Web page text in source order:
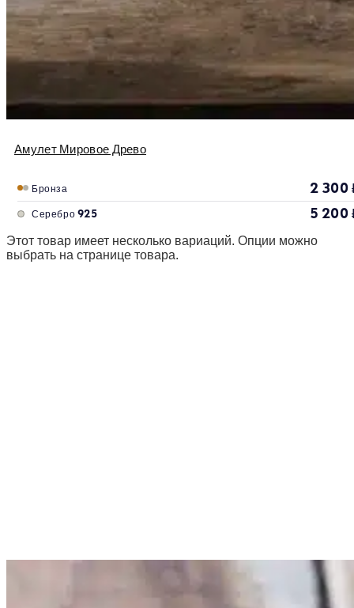
Амулет Мировое Древо
Бронза 2 300
Серебро 925 5 200
Этот товар имеет несколько вариаций. Опции можно
выбрать на странице товара.